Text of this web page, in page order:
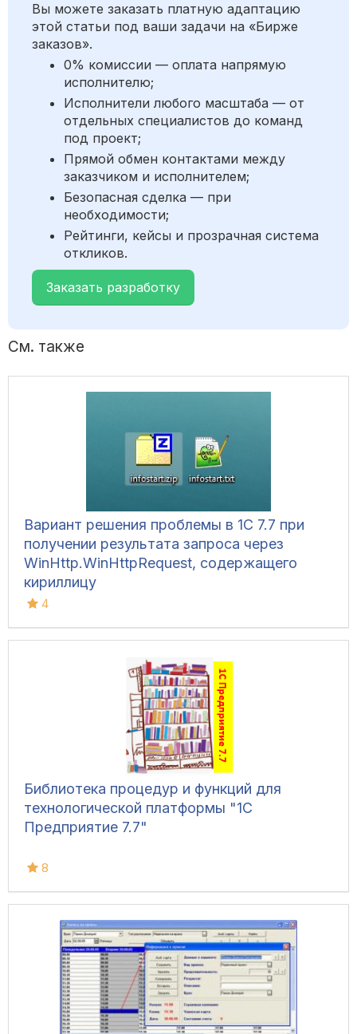
Вы можете заказать платную адаптацию
этой статьи под ваши задачи на «Бирже
заказов».
0% комиссии — оплата напрямую
исполнителю;
Исполнители любого масштаба — от
отдельных специалистов до команд
под проект;
Прямой обмен контактами между
заказчиком и исполнителем;
Безопасная сделка — при
необходимости;
Рейтинги, кейсы и прозрачная система
откликов.
Заказать разработку
См. также
Вариант решения проблемы в 1С 7.7 при
получении результата запроса через
WinHttp.WinHttpRequest, содержащего
кириллицу
4
Библиотека процедур и функций для
технологической платформы "1С
Предприятие 7.7"
8